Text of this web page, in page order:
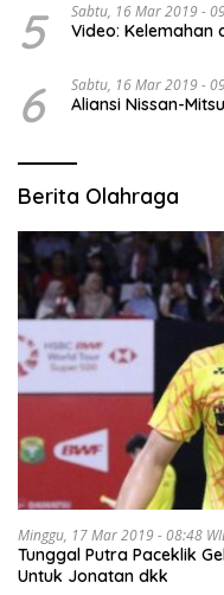
5 Sabtu, 16 Mar 2019 -
Video: Kelemahan
6 Sabtu, 16 Mar 2019 -
Aliansi Nissan-
Berita Olahraga
Minggu, 17 Mar 2019 - 08:48
Tunggal Putra Paceklik
Untuk Jonatan dkk